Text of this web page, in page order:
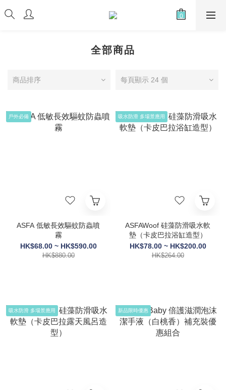
全部商品
商品排序 每頁顯示 24 個
戶外必備
ASFA 低敏長效驅蚊防蟲噴
霧
HK$68.00 ~ HK$590.00
HK$880.00
吸水防滑 多場景應用
ASFAWoof 硅藻防滑吸水軟
墊（卡皮巴拉浴缸造型）
HK$78.00 ~ HK$200.00
HK$264.00
吸水防滑 多場景應用 新品限時優惠